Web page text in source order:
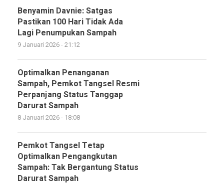
Benyamin Davnie: Satgas
Pastikan 100 Hari Tidak Ada
Lagi Penumpukan Sampah
9 Januari 2026 - 21:12
Optimalkan Penanganan
Sampah, Pemkot Tangsel Resmi
Perpanjang Status Tanggap
Darurat Sampah
8 Januari 2026 - 18:08
Pemkot Tangsel Tetap
Optimalkan Pengangkutan
Sampah: Tak Bergantung Status
Darurat Sampah